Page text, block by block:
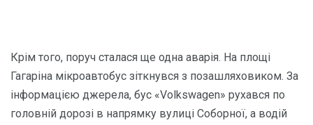
Крім того, поруч сталася ще одна аварія. На площі
Гагаріна мікроавтобус зіткнувся з позашляховиком. За
інформацією джерела, бус «Volkswagen» рухався по
головній дорозі в напрямку вулиці Соборної, а водій